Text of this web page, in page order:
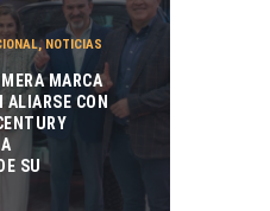
,NOTICIAS
MARCA
CON
SU